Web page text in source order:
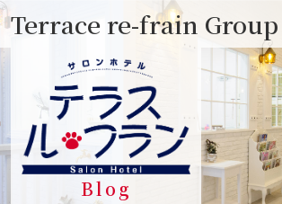
Skip
content
Terrace re-frain Group
Blog